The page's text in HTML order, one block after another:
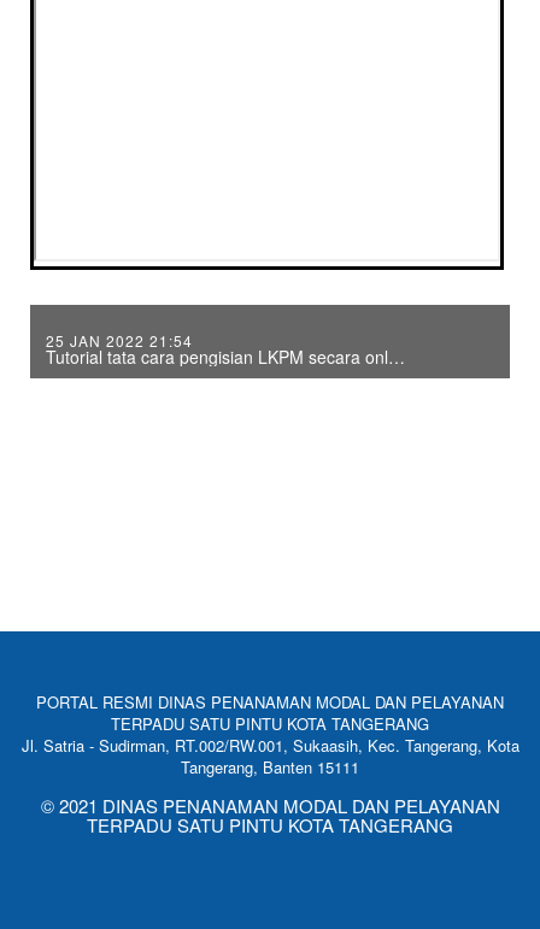
25 JAN 2022 21:54
Tutorial tata cara pengisian LKPM secara online
PORTAL RESMI DINAS PENANAMAN MODAL DAN PELAYANAN
TERPADU SATU PINTU KOTA TANGERANG
Jl. Satria - Sudirman, RT.002/RW.001, Sukaasih, Kec. Tangerang, Kota
Tangerang, Banten 15111
© 2021 DINAS PENANAMAN MODAL DAN PELAYANAN
TERPADU SATU PINTU KOTA TANGERANG